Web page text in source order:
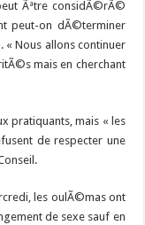
Ãªtre considÃ©rÃ©
peut-on dÃ©terminer
« Nous allons continuer
mais en cherchant
pratiquants, mais « les
de respecter une
les oulÃ©mas ont
de sexe sauf en